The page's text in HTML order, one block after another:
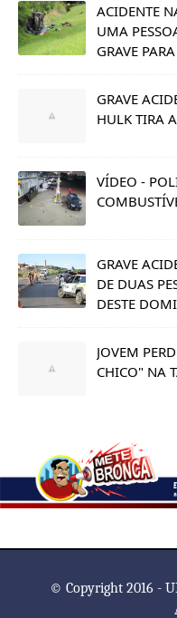
ACIDENTE
UMA
GRAVE
GRAVE
HULK TIRA
VÍDEO -
GRAVE
DE DUAS
DESTE
JOVEM
CHICO" NA
© Copyright 2016 -